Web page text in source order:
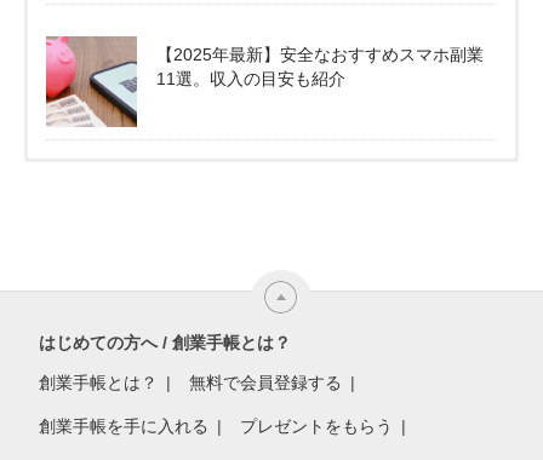
【2025年最新】安全なおすすめスマホ副業
11選。収入の目安も紹介
はじめての方へ / 創業手帳とは？
創業手帳とは？ 無料で会員登録する
創業手帳を手に入れる プレゼントをもらう